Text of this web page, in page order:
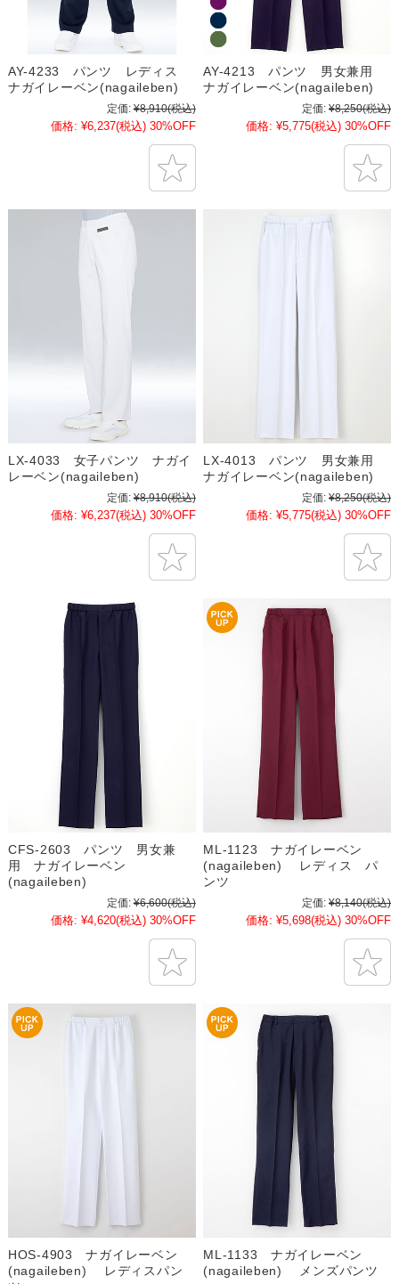
AY-4233 パンツ レディス
ナガイレーベン(nagaileben)
定価: ¥8,910(税込)
価格: ¥6,237(税込) 30%OFF
AY-4213 パンツ 男女兼用
ナガイレーベン(nagaileben)
定価: ¥8,250(税込)
価格: ¥5,775(税込) 30%OFF
LX-4033 女子パンツ ナガイ
レーベン(nagaileben)
定価: ¥8,910(税込)
価格: ¥6,237(税込) 30%OFF
LX-4013 パンツ 男女兼用
ナガイレーベン(nagaileben)
定価: ¥8,250(税込)
価格: ¥5,775(税込) 30%OFF
CFS-2603 パンツ 男女兼
用 ナガイレーベン
(nagaileben)
定価: ¥6,600(税込)
価格: ¥4,620(税込) 30%OFF
ML-1123 ナガイレーベン
(nagaileben) レディス パ
ンツ
定価: ¥8,140(税込)
価格: ¥5,698(税込) 30%OFF
HOS-4903 ナガイレーベン
(nagaileben) レディスパン
ML-1133 ナガイレーベン
(nagaileben) メンズパンツ